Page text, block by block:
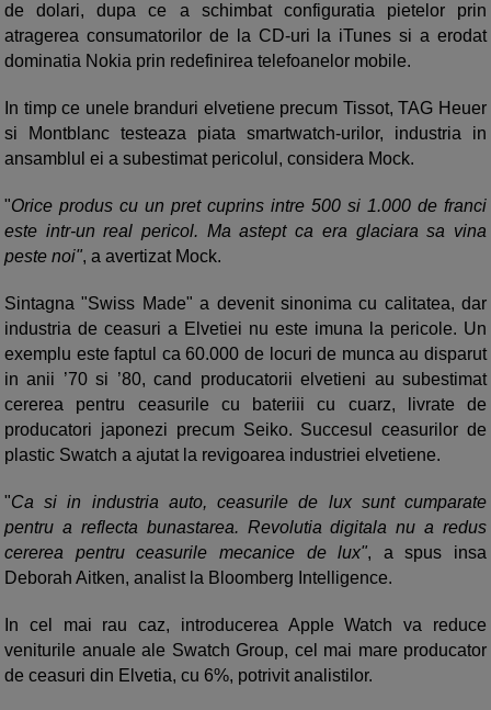
de dolari, dupa ce a schimbat configuratia pietelor prin
atragerea consumatorilor de la CD-uri la iTunes si a erodat
dominatia Nokia prin redefinirea telefoanelor mobile.
In timp ce unele branduri elvetiene precum Tissot, TAG Heuer
si Montblanc testeaza piata smartwatch-urilor, industria in
ansamblul ei a subestimat pericolul, considera Mock.
"Orice produs cu un pret cuprins intre 500 si 1.000 de franci
este intr-un real pericol. Ma astept ca era glaciara sa vina
peste noi", a avertizat Mock.
Sintagna "Swiss Made" a devenit sinonima cu calitatea, dar
industria de ceasuri a Elvetiei nu este imuna la pericole. Un
exemplu este faptul ca 60.000 de locuri de munca au disparut
in anii ’70 si ’80, cand producatorii elvetieni au subestimat
cererea pentru ceasurile cu bateriii cu cuarz, livrate de
producatori japonezi precum Seiko. Succesul ceasurilor de
plastic Swatch a ajutat la revigoarea industriei elvetiene.
"Ca si in industria auto, ceasurile de lux sunt cumparate
pentru a reflecta bunastarea. Revolutia digitala nu a redus
cererea pentru ceasurile mecanice de lux", a spus insa
Deborah Aitken, analist la Bloomberg Intelligence.
In cel mai rau caz, introducerea Apple Watch va reduce
veniturile anuale ale Swatch Group, cel mai mare producator
de ceasuri din Elvetia, cu 6%, potrivit analistilor.